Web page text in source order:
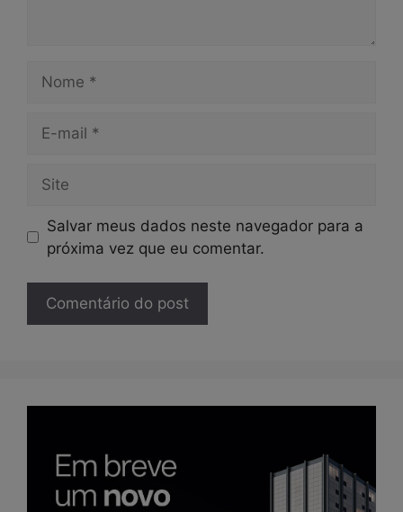
mail
Salvar meus dados neste navegador para a
próxima vez que eu comentar.